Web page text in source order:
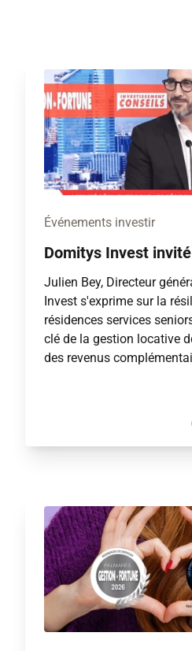
Événements investir
Domitys Invest
Julien Bey, Directeur
Invest s'exprime sur la
résidences services
clé de la gestion locative
des revenus